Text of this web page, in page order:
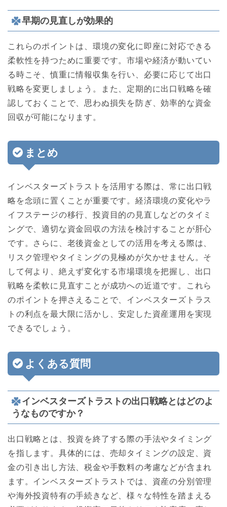
早期の見直しが効果的
これらのポイントは、環境の変化に即座に対応できる
柔軟性を持つために重要です。市場や経済が動いてい
る時こそ、慎重に情報収集を行い、必要に応じて出口
戦略を変更しましょう。また、定期的に出口戦略を確
認しておくことで、思わぬ損失を防ぎ、効率的な資金
回収が可能になります。
まとめ
インベスターズトラストを活用する際は、常に出口戦
略を念頭に置くことが重要です。経済環境の変化やラ
イフステージの移行、投資目的の見直しなどのタイミ
ングで、適切な資金回収の方法を検討することが肝心
です。さらに、老後資金としての活用を考える際は、
リスク管理やタイミングの見極めが欠かせません。そ
して何より、絶えず変化する市場環境を把握し、出口
戦略を柔軟に見直すことが成功への近道です。これら
のポイントを押さえることで、インベスターズトラス
トの利点を最大限に活かし、安定した資産運用を実現
できるでしょう。
よくある質問
インベスターズトラストの出口戦略とはどのよ
うなものですか？
出口戦略とは、投資を終了する際の手法やタイミング
を指します。具体的には、売却タイミングの設定、資
金の引き出し方法、税金や手数料の考慮などが含まれ
ます。インベスターズトラストでは、資産の分別管理
や海外投資特有の手続きなど、様々な特性を踏まえる